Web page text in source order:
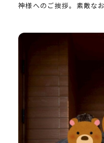
神様へのご挨拶。素敵な